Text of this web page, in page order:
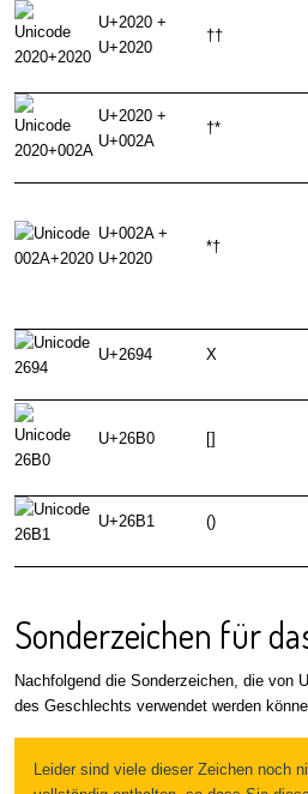
U+2020 +
U+2020
††
U+2020 +
U+002A
†*
U+002A +
U+2020
*†
U+2694 X
U+26B0 []
U+26B1 ()
Sonderzeichen für
Nachfolgend die Sonderzeichen, die von
des Geschlechts verwendet werden
Leider sind viele dieser Zeichen noch